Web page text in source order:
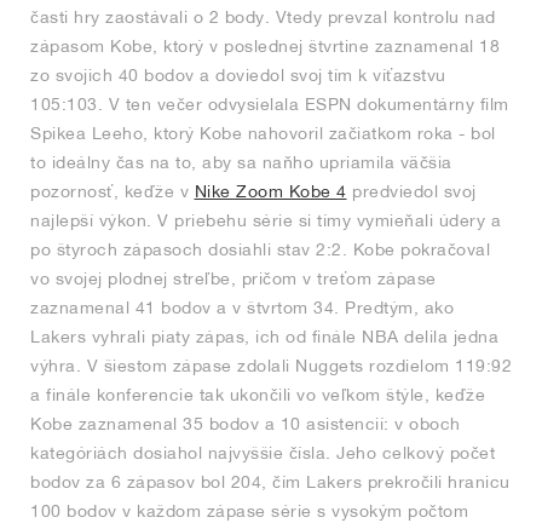
časti hry zaostávali o 2 body. Vtedy prevzal kontrolu nad
zápasom Kobe, ktorý v poslednej štvrtine zaznamenal 18
zo svojich 40 bodov a doviedol svoj tím k víťazstvu
105:103. V ten večer odvysielala ESPN dokumentárny film
Spikea Leeho, ktorý Kobe nahovoril začiatkom roka - bol
to ideálny čas na to, aby sa naňho upriamila väčšia
pozornosť, keďže v Nike Zoom Kobe 4 predviedol svoj
najlepší výkon. V priebehu série si tímy vymieňali údery a
po štyroch zápasoch dosiahli stav 2:2. Kobe pokračoval
vo svojej plodnej streľbe, pričom v treťom zápase
zaznamenal 41 bodov a v štvrtom 34. Predtým, ako
Lakers vyhrali piaty zápas, ich od finále NBA delila jedna
výhra. V šiestom zápase zdolali Nuggets rozdielom 119:92
a finále konferencie tak ukončili vo veľkom štýle, keďže
Kobe zaznamenal 35 bodov a 10 asistencií: v oboch
kategóriách dosiahol najvyššie čísla. Jeho celkový počet
bodov za 6 zápasov bol 204, čím Lakers prekročili hranicu
100 bodov v každom zápase série s vysokým počtom